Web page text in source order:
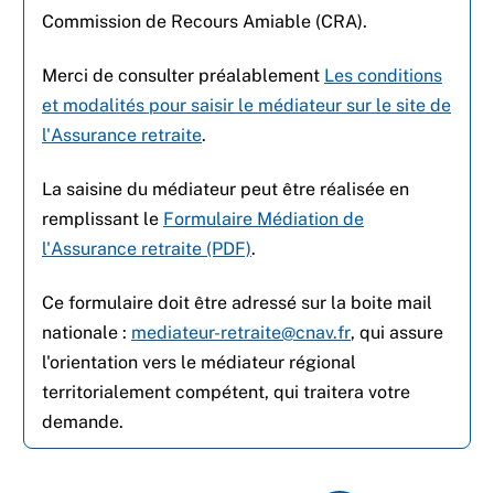
Commission de Recours Amiable (CRA).
Merci de consulter préalablement Les conditions
et modalités pour saisir le médiateur sur le site de
l'Assurance retraite.
La saisine du médiateur peut être réalisée en
remplissant le Formulaire Médiation de
l'Assurance retraite (PDF).
Ce formulaire doit être adressé sur la boite mail
nationale : mediateur-retraite@cnav.fr, qui assure
l'orientation vers le médiateur régional
territorialement compétent, qui traitera votre
demande.